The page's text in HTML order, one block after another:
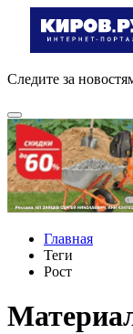
Следите за
Главная
Теги
Рост